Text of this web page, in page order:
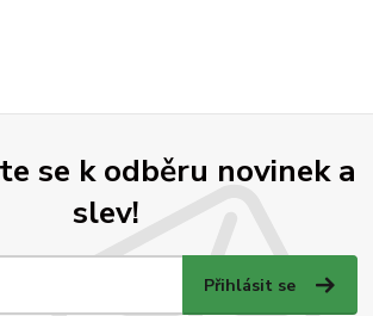
se k odběru novinek a
slev!
Přihlásit se